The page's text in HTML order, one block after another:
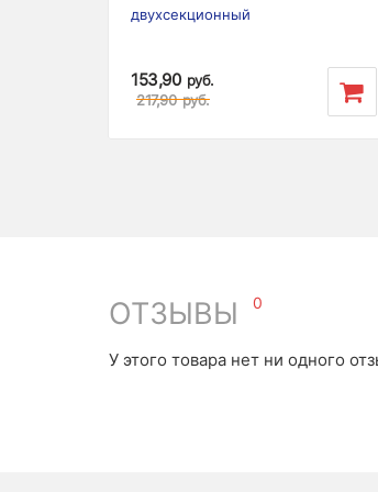
двухсекционный
153,90 руб.
217,90 руб.
ОТЗЫВЫ 0
У этого товара нет ни одного